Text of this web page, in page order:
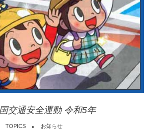
交通安全運動 令和5年
TOPICS お知らせ